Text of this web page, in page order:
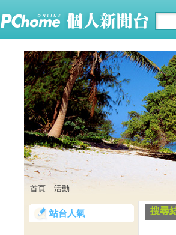
首頁 活動
搜尋
站台人氣